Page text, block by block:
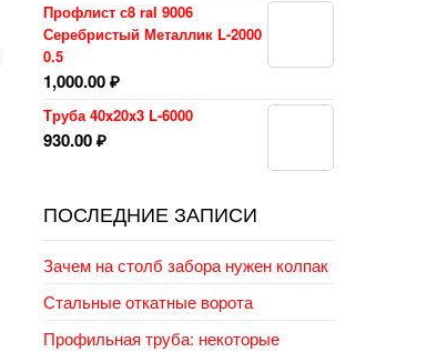
Профлист с8 ral 9006
Серебристый Металлик L-2000
0.5
1,000.00₽
Труба 40x20x3 L-6000
930.00₽
ПОСЛЕДНИЕ ЗАПИСИ
Зачем на столб забора нужен колпак
Стальные откатные ворота
Профильная труба: некоторые